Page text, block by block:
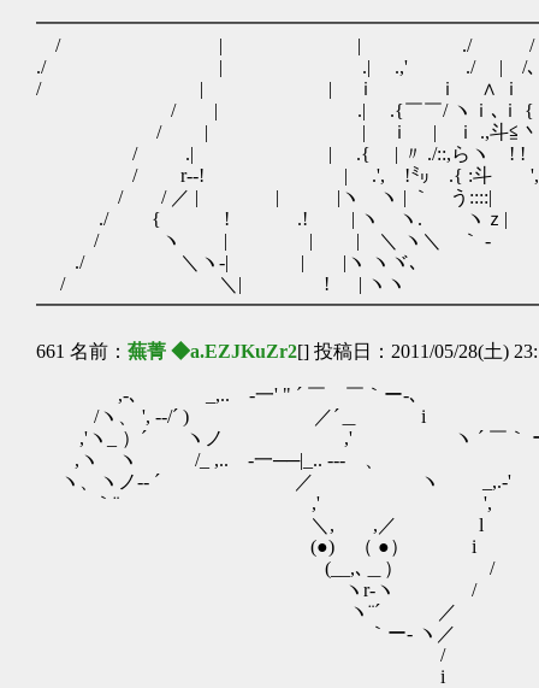
/ | | ./ / ＼
./ | .| .,' ./ | /､ ヽ
/ | | ｉ ｉ ∧ ｉ ',
/ | .| .{￣￣/ ヽｉ､ｉ { .',
/ | | ｉ | ｉ .,斗≦丶 ﾄ .}
/ .| | .{ | 〃 ./::,らヽ ! ! .
/ r‐‐! | .', !㍉ .{ :斗 ',
/ / ／ | | |ヽ ヽ | ｀ う::::| ヽ
./ { ! .! | ヽ ヽ. ヽｚ| ヽ、| } .
/ ヽ | | | ＼ ヽ＼ ｀
./ ＼ヽ-| | |ヽ ヽヾ､
/ ＼| ! | ヽヽ / .
661 名前： 蕪菁 ◆a.EZJKuZr2[] 投稿日：2011/05/28(土)
,-､ _,.. -一' " ´ ￣ ￣｀ー-､
/ヽ、 ', -‐/´ ) ／´＿ i
,'ヽ_ ）´ ヽノ ,' ヽ ´ ￣｀ ー
,ヽ ヽ /_ ,.. -一──|_.. -‐- 、
ヽ、ヽノ-‐ ´ ／ ヽ _,.-' ヽ 間違
｀¨ ,' ',
＼, ,／ l ', おい、何モ
(●) （ ●） i
(__,､＿） / ヽ、
ヽr-ヽ / ! i
ヽ¨´ ／
｀ー‐ ヽ／ ｀ｰ､
/ ヽ i/
i